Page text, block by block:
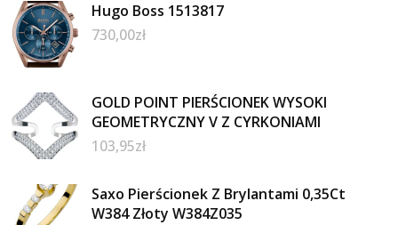
Hugo Boss 1513817
730,00zł
GOLD POINT PIERŚCIONEK WYSOKI
GEOMETRYCZNY V Z CYRKONIAMI
103,95zł
Saxo Pierścionek Z Brylantami 0,35Ct
W384 Złoty W384Z035